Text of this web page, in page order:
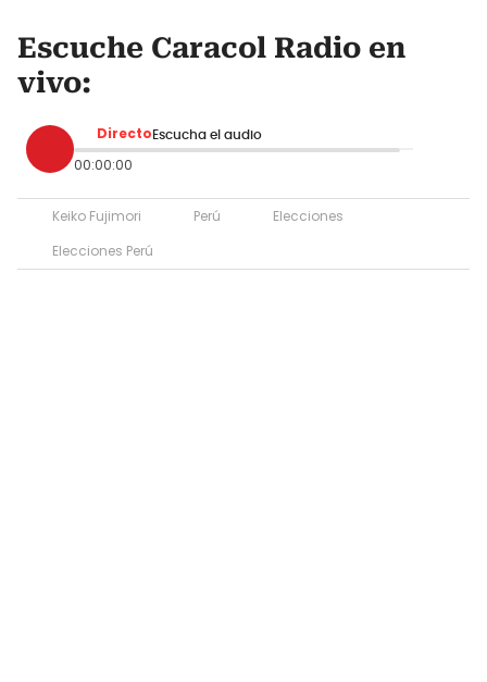
Escuche Caracol Radio en
vivo:
Directo Escucha el audio
00:00:00
Keiko Fujimori Perú
Elecciones
Elecciones Perú